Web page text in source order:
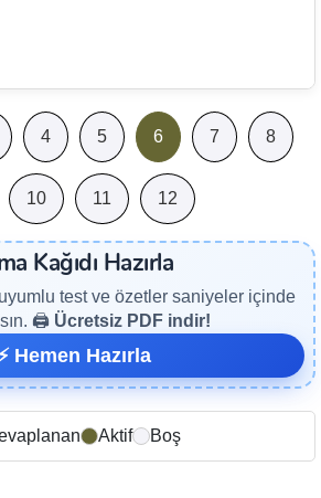
4 5 6 7 8
10 11 12
Kağıdı Hazırla
test ve özetler saniyeler içinde
🖨️ Ücretsiz PDF indir!
Hemen Hazırla
Aktif Boş